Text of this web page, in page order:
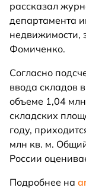
рассказал
департамента
недвижимости,
Фомиченко.
Согласно
ввода складов
объеме 1,04
складских
году,
млн кв. м.
России
Подробнее на